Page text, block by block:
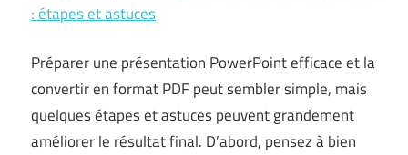
: étapes et astuces
Préparer une présentation PowerPoint efficace et la
convertir en format PDF peut sembler simple, mais
quelques étapes et astuces peuvent grandement
améliorer le résultat final. D’abord, pensez à bien